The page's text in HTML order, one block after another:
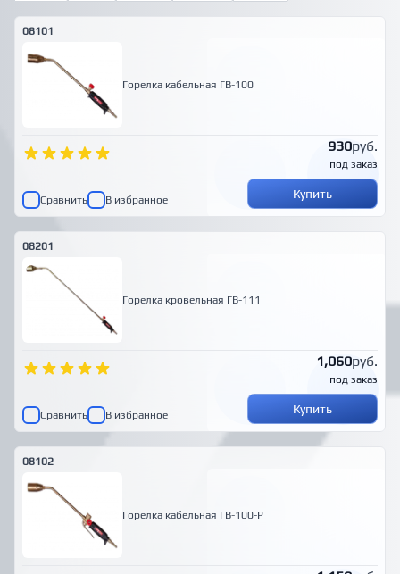
08101
Горелка кабельная ГВ-100
930руб.
под заказ
Сравнить В избранное Купить
08201
Горелка кровельная ГВ-111
1,060руб.
под заказ
Сравнить В избранное Купить
08102
Горелка кабельная ГВ-100-Р